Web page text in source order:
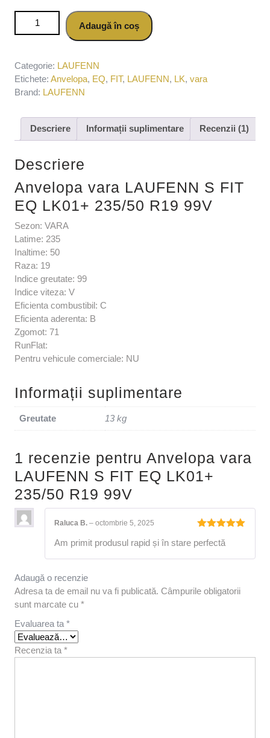
Cantitate Anvelopa vara LAUFENN S FIT EQ LK01+ 235/50
Adaugă în coș
Categorie: LAUFENN
Etichete: Anvelopa, EQ, FIT, LAUFENN, LK, vara
Brand: LAUFENN
Descriere Informații suplimentare Recenzii (1)
Descriere
Anvelopa vara LAUFENN S FIT
EQ LK01+ 235/50 R19 99V
Sezon: VARA
Latime: 235
Inaltime: 50
Raza: 19
Indice greutate: 99
Indice viteza: V
Eficienta combustibil: C
Eficienta aderenta: B
Zgomot: 71
RunFlat:
Pentru vehicule comerciale: NU
Informații suplimentare
Greutate 13 kg
1 recenzie pentru Anvelopa vara
LAUFENN S FIT EQ LK01+
235/50 R19 99V
5din 5
Raluca B. – octombrie 5, 2025
Am primit produsul rapid și în stare perfectă
Adaugă o recenzie
Adresa ta de email nu va fi publicată. Câmpurile obligatorii
sunt marcate cu *
Evaluarea ta *
Recenzia ta *